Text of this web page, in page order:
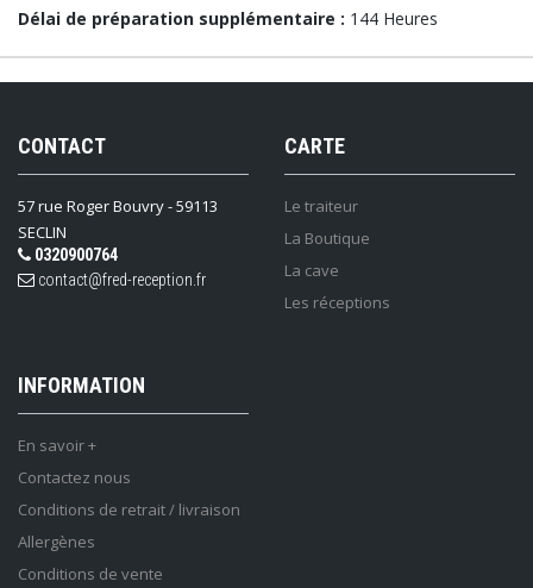
Délai de préparation supplémentaire : 144 Heures
CONTACT
57 rue Roger Bouvry - 59113
SECLIN
0320900764
contact@fred-reception.fr
CARTE
Le traiteur
La Boutique
La cave
Les réceptions
INFORMATION
En savoir +
Contactez nous
Conditions de retrait / livraison
Allergènes
Conditions de vente